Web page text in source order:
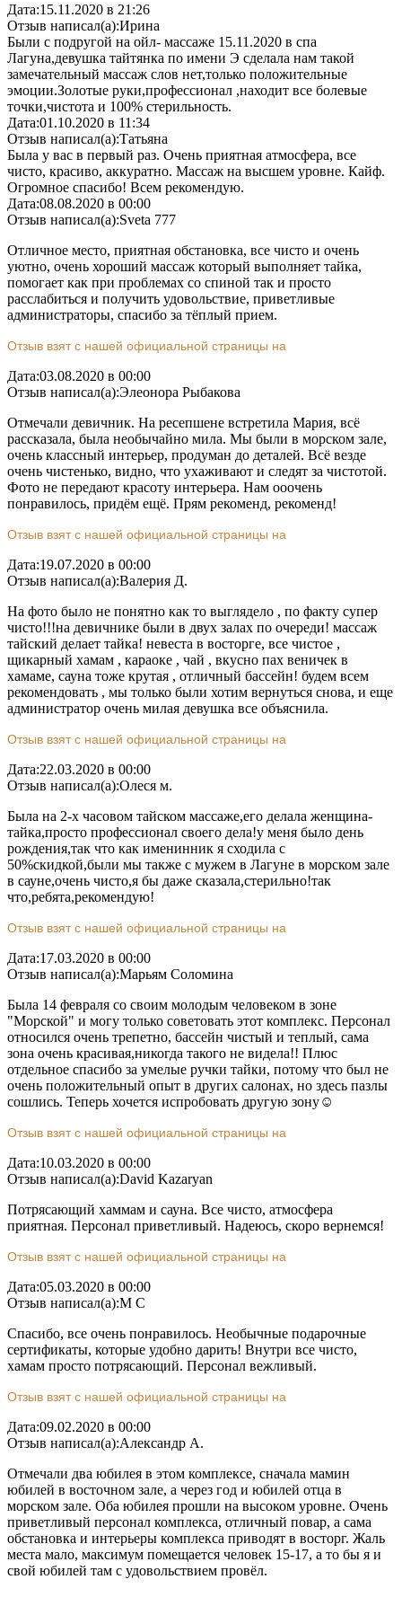
Дата:15.11.2020 в 21:26
Отзыв написал(а):Ирина
Были с подругой на ойл- массаже 15.11.2020 в спа
Лагуна,девушка тайтянка по имени Э сделала нам такой
замечательный массаж слов нет,только положительные
эмоции.Золотые руки,профессионал ,находит все болевые
точки,чистота и 100% стерильность.
Дата:01.10.2020 в 11:34
Отзыв написал(а):Татьяна
Была у вас в первый раз. Очень приятная атмосфера, все
чисто, красиво, аккуратно. Массаж на высшем уровне. Кайф.
Огромное спасибо! Всем рекомендую.
Дата:08.08.2020 в 00:00
Отзыв написал(а):Sveta 777
Отличное место, приятная обстановка, все чисто и очень
уютно, очень хороший массаж который выполняет тайка,
помогает как при проблемах со спиной так и просто
расслабиться и получить удовольствие, приветливые
администраторы, спасибо за тёплый прием.
Отзыв взят с нашей официальной страницы на
Дата:03.08.2020 в 00:00
Отзыв написал(а):Элеонора Рыбакова
Отмечали девичник. На ресепшене встретила Мария, всё
рассказала, была необычайно мила. Мы были в морском зале,
очень классный интерьер, продуман до деталей. Всё везде
очень чистенько, видно, что ухаживают и следят за чистотой.
Фото не передают красоту интерьера. Нам ооочень
понравилось, придём ещё. Прям рекоменд, рекоменд!
Отзыв взят с нашей официальной страницы на
Дата:19.07.2020 в 00:00
Отзыв написал(а):Валерия Д.
На фото было не понятно как то выглядело , по факту супер
чисто!!!на девичнике были в двух залах по очереди! массаж
тайский делает тайка! невеста в восторге, все чистое ,
щикарный хамам , караоке , чай , вкусно пах веничек в
хамаме, сауна тоже крутая , отличный бассейн! будем всем
рекомендовать , мы только были хотим вернуться снова, и еще
администратор очень милая девушка все объяснила.
Отзыв взят с нашей официальной страницы на
Дата:22.03.2020 в 00:00
Отзыв написал(а):Олеся м.
Была на 2-х часовом тайском массаже,его делала женщина-
тайка,просто профессионал своего дела!у меня было день
рождения,так что как именинник я сходила с
50%скидкой,были мы также с мужем в Лагуне в морском зале
в сауне,очень чисто,я бы даже сказала,стерильно!так
что,ребята,рекомендую!
Отзыв взят с нашей официальной страницы на
Дата:17.03.2020 в 00:00
Отзыв написал(а):Марьям Соломина
Была 14 февраля со своим молодым человеком в зоне
"Морской" и могу только советовать этот комплекс. Персонал
относился очень трепетно, бассейн чистый и теплый, сама
зона очень красивая,никогда такого не видела!! Плюс
отдельное спасибо за умелые ручки тайки, потому что был не
очень положительный опыт в других салонах, но здесь пазлы
сошлись. Теперь хочется испробовать другую зону☺️
Отзыв взят с нашей официальной страницы на
Дата:10.03.2020 в 00:00
Отзыв написал(а):David Kazaryan
Потрясающий хаммам и сауна. Все чисто, атмосфера
приятная. Персонал приветливый. Надеюсь, скоро вернемся!
Отзыв взят с нашей официальной страницы на
Дата:05.03.2020 в 00:00
Отзыв написал(а):М С
Спасибо, все очень понравилось. Необычные подарочные
сертификаты, которые удобно дарить! Внутри все чисто,
хамам просто потрясающий. Персонал вежливый.
Отзыв взят с нашей официальной страницы на
Дата:09.02.2020 в 00:00
Отзыв написал(а):Александр А.
Отмечали два юбилея в этом комплексе, сначала мамин
юбилей в восточном зале, а через год и юбилей отца в
морском зале. Оба юбилея прошли на высоком уровне. Очень
приветливый персонал комплекса, отличный повар, а сама
обстановка и интерьеры комплекса приводят в восторг. Жаль
места мало, максимум помещается человек 15-17, а то бы я и
свой юбилей там с удовольствием провёл.